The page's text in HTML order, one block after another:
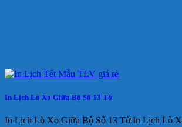
In Lịch Lò Xo Giữa Bộ Số 13 Tờ
In Lịch Lò Xo Giữa Bộ Số 13 Tờ In Lịch Lò